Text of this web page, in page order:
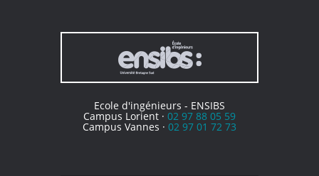
Ecole d'ingénieurs - ENSIBS
Campus Lorient · 02 97 88 05 59
Campus Vannes · 02 97 01 72 73